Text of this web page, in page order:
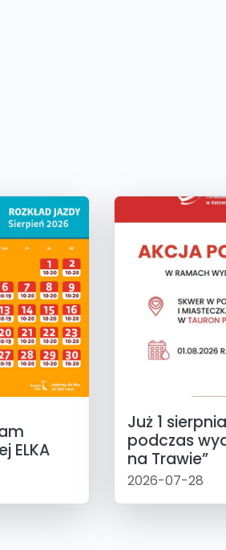
ELKA
Już 1
podczas
na Trawie”
2026-07-28